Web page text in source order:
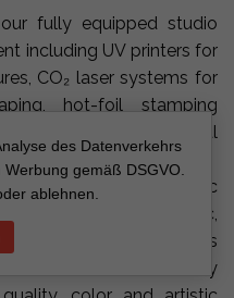
fully equipped studio
including UV printers for
CO₂ laser systems for
hot-foil stamping
accents, industrial
tools.
art graduates, graphic
working with acrylic,
elements. This
each favor is not only
des Datenverkehrs
gemäß DSGVO.
ablehnen.